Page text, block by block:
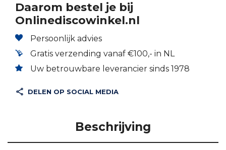
Daarom bestel je bij
Onlinediscowinkel.nl
Persoonlijk advies
Gratis verzending vanaf €100,- in NL
Uw betrouwbare leverancier sinds 1978
DELEN OP SOCIAL MEDIA
Beschrijving